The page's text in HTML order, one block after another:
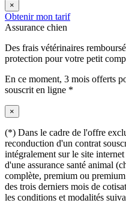
×
Obtenir mon tarif
Assurance chien
Des frais vétérinaires
protection pour votre petit
En ce moment, 3 mois offerts
souscrit en ligne *
×
(*) Dans le cadre de l'offre
reconduction d'un contrat
intégralement sur le site
d'une assurance santé animal
complète, premium ou
des trois derniers mois de
les conditions et modalités